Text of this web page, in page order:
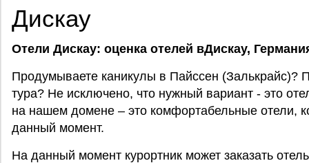
Дискау
Отели Дискау: оценка отелей вДискау,
Продумываете каникулы в Пайссен (Залькрайс)?
тура? Не исключено, что нужный вариант - это
на нашем домене – это комфортабельные отели,
данный момент.
На данный момент курортник может заказать